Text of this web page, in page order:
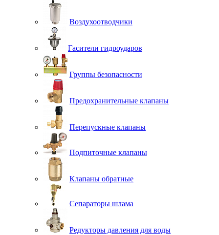
Воздухоотводчики
Гасители гидроударов
Группы безопасности
Предохранительные клапаны
Перепускные клапаны
Подпиточные клапаны
Клапаны обратные
Сепараторы шлама
Редукторы давления для воды